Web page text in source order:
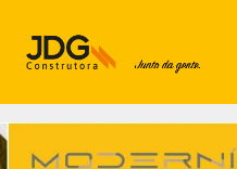
Contato
Sobre nós
Blog